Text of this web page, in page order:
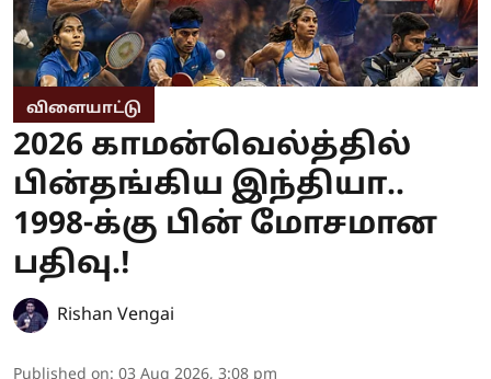
விளையாட்டு
2026 காமன்வெல்த்தில்
பின்தங்கிய இந்தியா..
1998-க்கு பின் மோசமான
பதிவு.!
Rishan Vengai
Published on: 03 Aug 2026, 3:08 pm